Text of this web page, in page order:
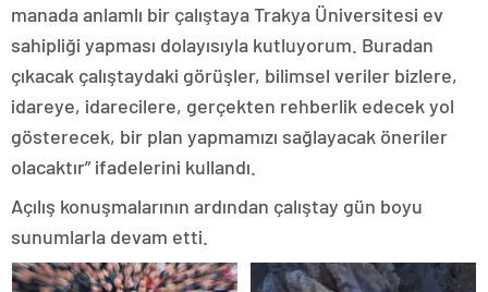
manada anlamlı bir çalıştaya Trakya Üniversitesi ev
sahipliği yapması dolayısıyla kutluyorum. Buradan
çıkacak çalıştaydaki görüşler, bilimsel veriler bizlere,
idareye, idarecilere, gerçekten rehberlik edecek yol
gösterecek, bir plan yapmamızı sağlayacak öneriler
olacaktır” ifadelerini kullandı.
Açılış konuşmalarının ardından çalıştay gün boyu
sunumlarla devam etti.